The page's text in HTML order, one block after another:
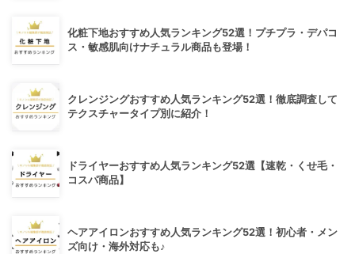
化粧下地おすすめ人気ランキング52選！プチプラ・デパコ
ス・敏感肌向けナチュラル商品も登場！
クレンジングおすすめ人気ランキング52選！徹底調査して
テクスチャータイプ別に紹介！
ドライヤーおすすめ人気ランキング52選【速乾・くせ毛・
コスパ商品】
ヘアアイロンおすすめ人気ランキング52選！初心者・メン
ズ向け・海外対応も♪